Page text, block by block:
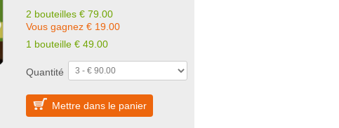
2 bouteilles € 79.00
Vous gagnez € 19.00
1 bouteille € 49.00
Quantité
Mettre dans le panier